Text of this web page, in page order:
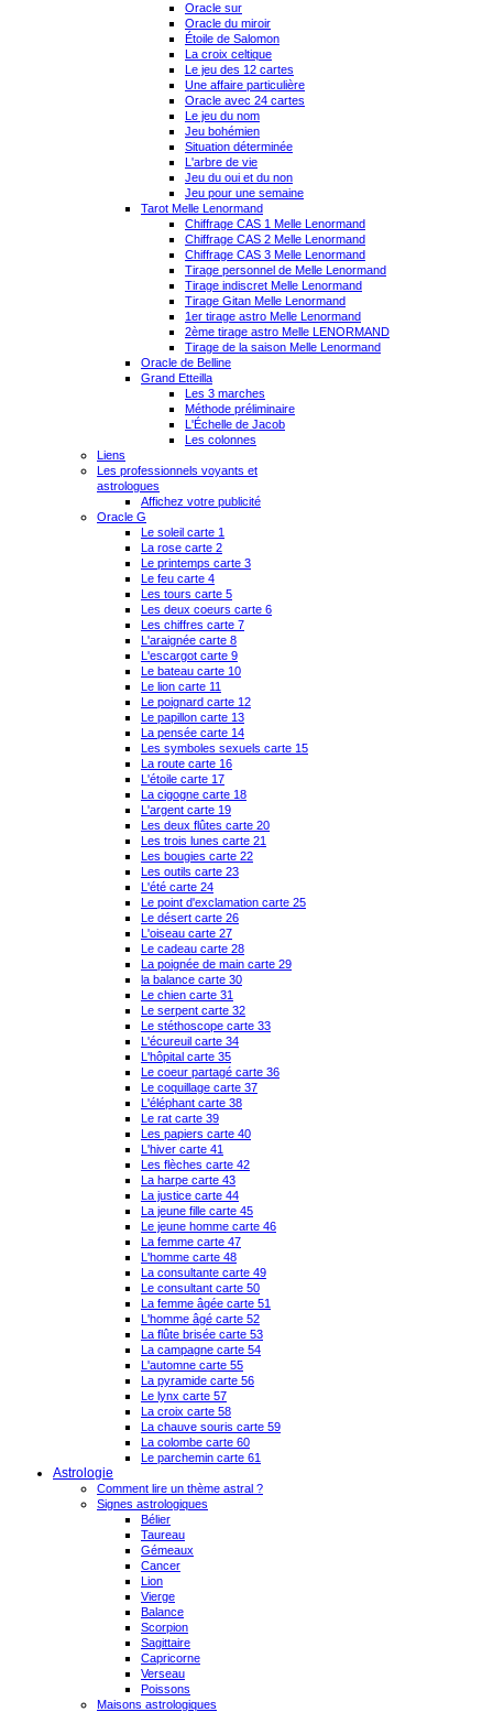
Oracle sur
Oracle du miroir
Étoile de Salomon
La croix celtique
Le jeu des 12 cartes
Une affaire particulière
Oracle avec 24 cartes
Le jeu du nom
Jeu bohémien
Situation déterminée
L'arbre de vie
Jeu du oui et du non
Jeu pour une semaine
Tarot Melle Lenormand
Chiffrage CAS 1 Melle Lenormand
Chiffrage CAS 2 Melle Lenormand
Chiffrage CAS 3 Melle Lenormand
Tirage personnel de Melle Lenormand
Tirage indiscret Melle Lenormand
Tirage Gitan Melle Lenormand
1er tirage astro Melle Lenormand
2ème tirage astro Melle LENORMAND
Tirage de la saison Melle Lenormand
Oracle de Belline
Grand Etteilla
Les 3 marches
Méthode préliminaire
L'Échelle de Jacob
Les colonnes
Liens
Les professionnels voyants et
astrologues
Affichez votre publicité
Oracle G
Le soleil carte 1
La rose carte 2
Le printemps carte 3
Le feu carte 4
Les tours carte 5
Les deux coeurs carte 6
Les chiffres carte 7
L'araignée carte 8
L'escargot carte 9
Le bateau carte 10
Le lion carte 11
Le poignard carte 12
Le papillon carte 13
La pensée carte 14
Les symboles sexuels carte 15
La route carte 16
L'étoile carte 17
La cigogne carte 18
L'argent carte 19
Les deux flûtes carte 20
Les trois lunes carte 21
Les bougies carte 22
Les outils carte 23
L'été carte 24
Le point d'exclamation carte 25
Le désert carte 26
L'oiseau carte 27
Le cadeau carte 28
La poignée de main carte 29
la balance carte 30
Le chien carte 31
Le serpent carte 32
Le stéthoscope carte 33
L'écureuil carte 34
L'hôpital carte 35
Le coeur partagé carte 36
Le coquillage carte 37
L'éléphant carte 38
Le rat carte 39
Les papiers carte 40
L'hiver carte 41
Les flèches carte 42
La harpe carte 43
La justice carte 44
La jeune fille carte 45
Le jeune homme carte 46
La femme carte 47
L'homme carte 48
La consultante carte 49
Le consultant carte 50
La femme âgée carte 51
L'homme âgé carte 52
La flûte brisée carte 53
La campagne carte 54
L'automne carte 55
La pyramide carte 56
Le lynx carte 57
La croix carte 58
La chauve souris carte 59
La colombe carte 60
Le parchemin carte 61
Astrologie
Comment lire un thème astral ?
Signes astrologiques
Bélier
Taureau
Gémeaux
Cancer
Lion
Vierge
Balance
Scorpion
Sagittaire
Capricorne
Verseau
Poissons
Maisons astrologiques